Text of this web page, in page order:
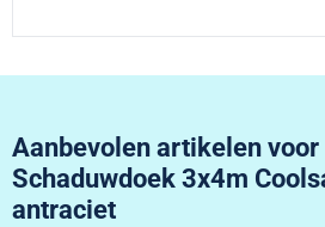
Aanbevolen artikelen voor
Schaduwdoek 3x4m
antraciet